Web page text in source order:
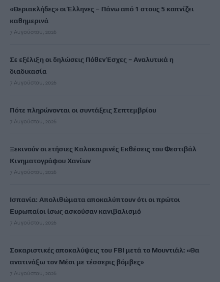
«Θεριακλήδες» οι Έλληνες – Πάνω από 1 στους 5 καπνίζει
καθημερινά
7 Αυγούστου, 2026
Σε εξέλιξη οι δηλώσεις Πόθεν Έσχες – Αναλυτικά η
διαδικασία
7 Αυγούστου, 2026
Πότε πληρώνονται οι συντάξεις Σεπτεμβρίου
7 Αυγούστου, 2026
Ξεκινούν οι ετήσιες Καλοκαιρινές Εκθέσεις του Φεστιβάλ
Κινηματογράφου Χανίων
7 Αυγούστου, 2026
Ισπανία: Απολιθώματα αποκαλύπτουν ότι οι πρώτοι
Ευρωπαίοι ίσως ασκούσαν κανιβαλισμό
7 Αυγούστου, 2026
Σοκαριστικές αποκαλύψεις του FBI μετά το Μουντιάλ: «Θα
ανατινάξω τον Μέσι με τέσσερις βόμβες»
7 Αυγούστου, 2026